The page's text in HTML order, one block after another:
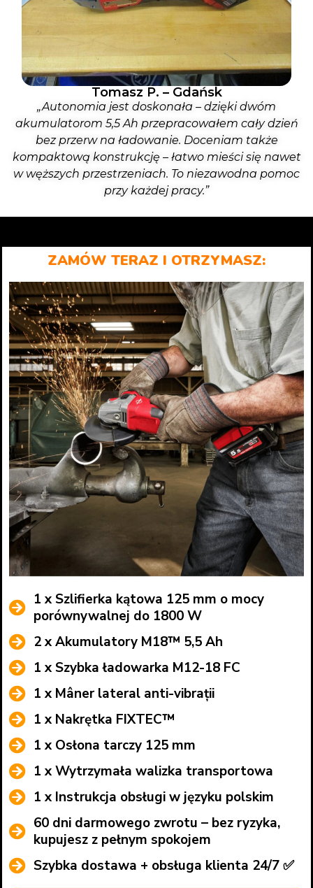
Tomasz P. – Gdańsk
„Autonomia jest doskonała – dzięki dwóm
akumulatorom 5,5 Ah przepracowałem cały dzień
bez przerw na ładowanie. Doceniam także
kompaktową konstrukcję – łatwo mieści się nawet
w węższych przestrzeniach. To niezawodna pomoc
przy każdej pracy.”
ZAMÓW TERAZ I OTRZYMASZ:
1 x Szlifierka kątowa 125 mm o mocy
porównywalnej do 1800 W
2 x Akumulatory M18™ 5,5 Ah
1 x Szybka ładowarka M12-18 FC
1 x Mâner lateral anti-vibrații
1 x Nakrętka FIXTEC™
1 x Osłona tarczy 125 mm
1 x Wytrzymała walizka transportowa
1 x Instrukcja obsługi w języku polskim
60 dni darmowego zwrotu – bez ryzyka,
kupujesz z pełnym spokojem
Szybka dostawa + obsługa klienta 24/7 ✅